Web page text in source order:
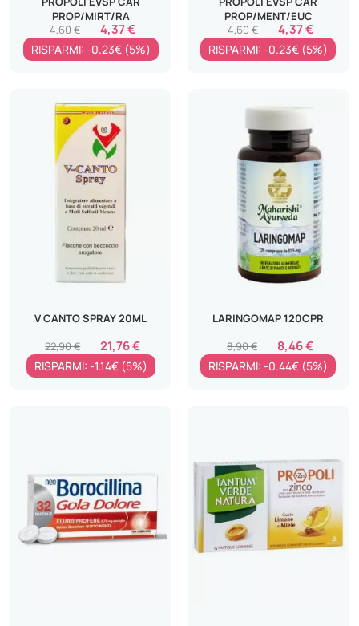
PROP/MIRT/RA
4,37 €
4,60 €
RISPARMI: -0.23€ (5%)
PROP/MENT/EUC
4,37 €
4,60 €
RISPARMI: -0.23€ (5%)
V CANTO SPRAY 20ML
21,76 €
22,90 €
RISPARMI: -1.14€ (5%)
LARINGOMAP 120CPR
8,46 €
8,90 €
RISPARMI: -0.44€ (5%)